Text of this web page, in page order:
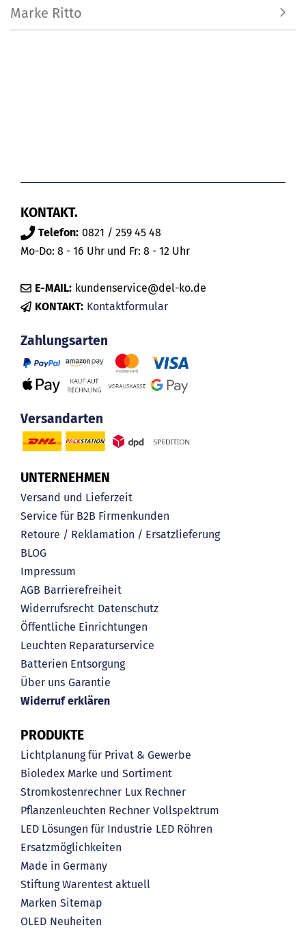
Marke Ritto
KONTAKT.
Telefon: 0821 / 259 45 48
Mo-Do: 8 - 16 Uhr und Fr: 8 - 12 Uhr
E-MAIL: kundenservice@del-ko.de
KONTAKT: Kontaktformular
Zahlungsarten
Versandarten
UNTERNEHMEN
Versand und Lieferzeit
Service für B2B Firmenkunden
Retoure / Reklamation / Ersatzlieferung
BLOG
Impressum
AGB Barrierefreiheit
Widerrufsrecht Datenschutz
Öffentliche Einrichtungen
Leuchten Reparaturservice
Batterien Entsorgung
Über uns Garantie
Widerruf erklären
PRODUKTE
Lichtplanung für Privat & Gewerbe
Bioledex Marke und Sortiment
Stromkostenrechner Lux Rechner
Pflanzenleuchten Rechner Vollspektrum
LED Lösungen für Industrie LED Röhren
Ersatzmöglichkeiten
Made in Germany
Stiftung Warentest aktuell
Marken Sitemap
OLED Neuheiten